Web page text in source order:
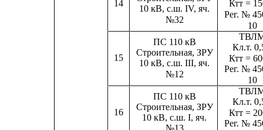
14
10 кВ, с.ш. IV, яч.
№32
15
ПС 110 кВ
Строительная, ЗРУ
10 кВ, с.ш. III, яч.
№12
16
ПС 110 кВ
Строительная, ЗРУ
10 кВ, с.ш. I, яч.
Ктт =
Рег. №
10
Кл.т.
Ктт =
Рег. №
10
Кл.т.
Ктт =
Рег. №